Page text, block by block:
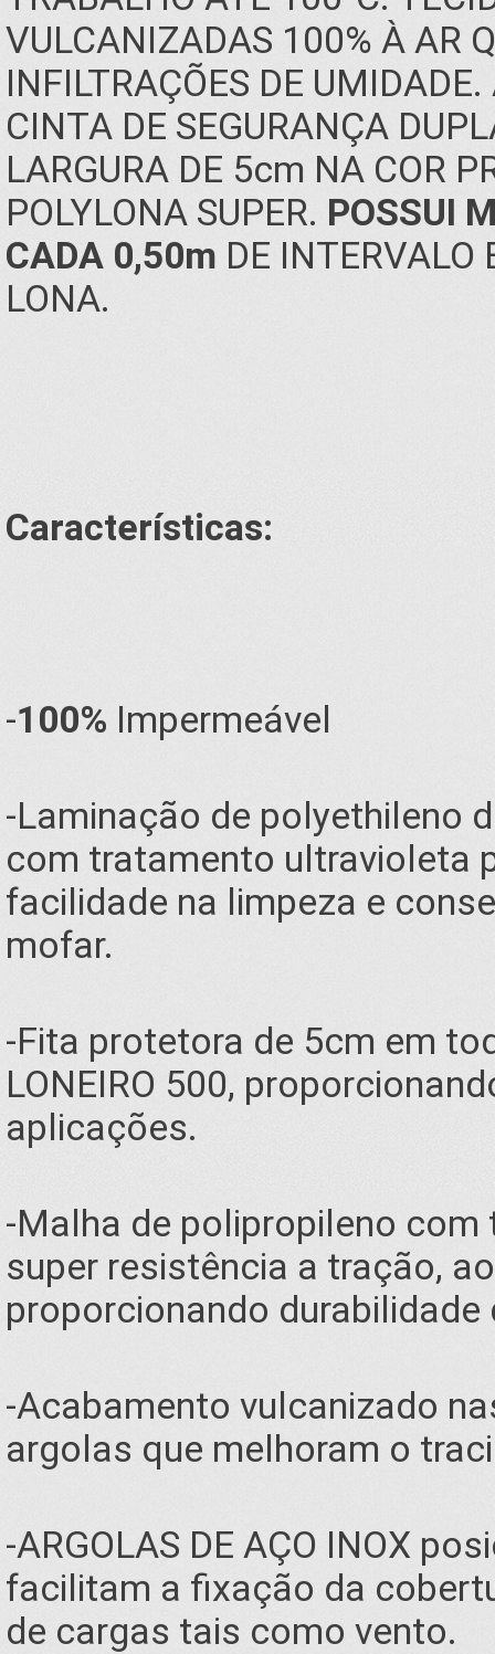
VULCANIZADAS 100% À AR
INFILTRAÇÕES DE
CINTA DE SEGURANÇA
LARGURA DE 5cm NA COR
POLYLONA SUPER. POSSUI
CADA 0,50m DE INTERVALO
LONA.
Características:
-100% Impermeável
-Laminação de polyethileno
com tratamento ultravioleta
facilidade na limpeza e
mofar.
-Fita protetora de 5cm em
LONEIRO 500,
aplicações.
-Malha de polipropileno
super resistência a tração,
proporcionando
-Acabamento vulcanizado
argolas que melhoram o
-ARGOLAS DE AÇO INOX
facilitam a fixação da
de cargas tais como vento.